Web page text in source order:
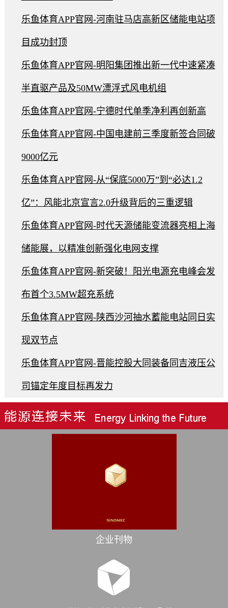
乐鱼体育APP官网-河南驻马店高新区储能电站项
目成功封顶
乐鱼体育APP官网-明阳集团推出新一代中速紧凑
半直驱产品及50MW漂浮式风电机组
乐鱼体育APP官网-宁德时代单季净利再创新高
乐鱼体育APP官网-中国电建前三季度新签合同破
9000亿元
乐鱼体育APP官网-从“保底5000万”到“必达1.2
亿”：风能北京宣言2.0升级背后的三重逻辑
乐鱼体育APP官网-时代天源储能变流器亮相上海
储能展，以精准创新强化电网支撑
乐鱼体育APP官网-新突破！阳光电源充电峰会发
布首个3.5MW超充系统
乐鱼体育APP官网-陕西沙河抽水蓄能电站同日实
现双节点
乐鱼体育APP官网-晋能控股大同装备同吉液压公
司锚定年度目标再发力
企业刊物